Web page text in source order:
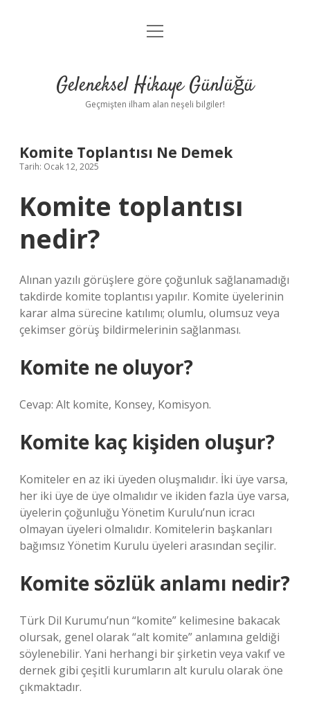
Anasayfa
Yasal Uyarı
menüyü
Geleneksel Hikaye Günlüğü
Geçmişten ilham alan neşeli bilgiler!
Komite Toplantısı Ne Demek
Tarih: Ocak 12, 2025
Komite toplantısı
nedir?
Alınan yazılı görüşlere göre çoğunluk sağlanamadığı
takdirde komite toplantısı yapılır. Komite üyelerinin
karar alma sürecine katılımı; olumlu, olumsuz veya
çekimser görüş bildirmelerinin sağlanması.
Komite ne oluyor?
Cevap: Alt komite, Konsey, Komisyon.
Komite kaç kişiden oluşur?
Komiteler en az iki üyeden oluşmalıdır. İki üye varsa,
her iki üye de üye olmalıdır ve ikiden fazla üye varsa,
üyelerin çoğunluğu Yönetim Kurulu’nun icracı
olmayan üyeleri olmalıdır. Komitelerin başkanları
bağımsız Yönetim Kurulu üyeleri arasından seçilir.
Komite sözlük anlamı nedir?
Türk Dil Kurumu’nun “komite” kelimesine bakacak
olursak, genel olarak “alt komite” anlamına geldiği
söylenebilir. Yani herhangi bir şirketin veya vakıf ve
dernek gibi çeşitli kurumların alt kurulu olarak öne
çıkmaktadır.